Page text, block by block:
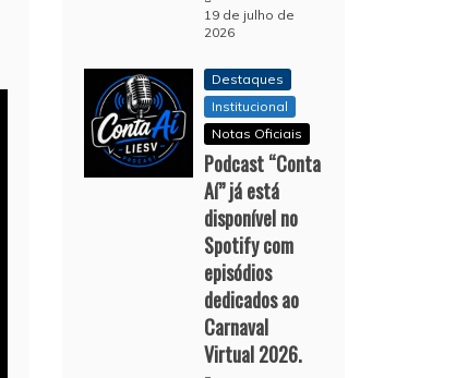
19 de julho de
2026
Destaques
Institucional
Notas Oficiais
Podcast “Conta
Aí” já está
disponível no
Spotify com
episódios
dedicados ao
Carnaval
Virtual 2026.